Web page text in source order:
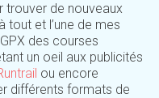
trouver de nouveaux
tout et l’une de mes
des courses
un oeil aux publicités
ou encore
différents formats de